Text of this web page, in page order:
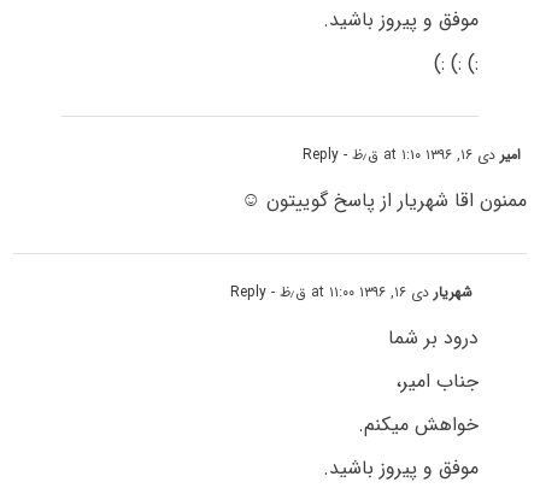
موفق و پیروز باشید.
:) :) :)
امیردی ۱۶, ۱۳۹۶ at ۱:۱۰ ق٫ظ - Reply
ممنون اقا شهریار از پاسخ گوییتون ☺
شهریاردی ۱۶, ۱۳۹۶ at ۱۱:۰۰ ق٫ظ - Reply
درود بر شما
جناب امیر،
خواهش میکنم.
موفق و پیروز باشید.